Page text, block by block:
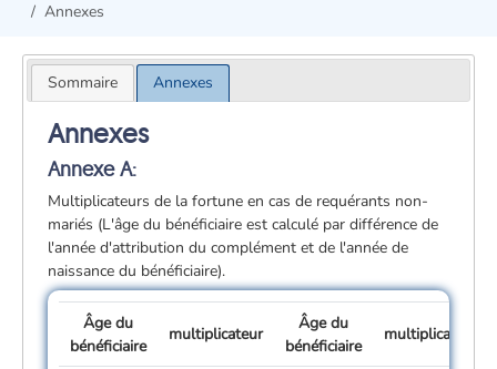
Annexes
Sommaire Annexes
Annexes
Annexe A:
Multiplicateurs de la fortune en cas de requérants non-
mariés (L'âge du bénéficiaire est calculé par différence de
l'année d'attribution du complément et de l'année de
naissance du bénéficiaire).
Âge du
bénéficiaire
multiplicateur
Âge du
bénéficiaire
multiplicateur